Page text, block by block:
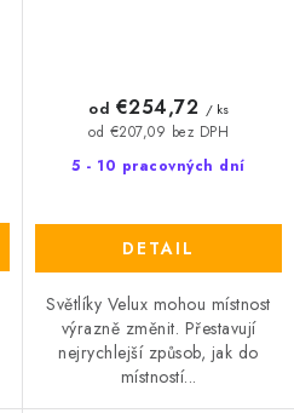
5 - 10 pracovných dní
od €207,09 bez DPH
od €254,72 / ks
DETAIL
Světlíky Velux mohou místnost
výrazně změnit. Přestavují
nejrychlejší způsob, jak do
místností...